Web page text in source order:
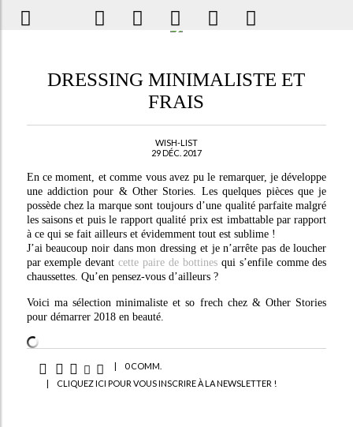
DRESSING MINIMALISTE ET
FRAIS
WISH-LIST
29 DÉC. 2017
En ce moment, et comme vous avez pu le remarquer, je développe
une addiction pour & Other Stories. Les quelques pièces que je
possède chez la marque sont toujours d’une qualité parfaite malgré
les saisons et puis le rapport qualité prix est imbattable par rapport
à ce qui se fait ailleurs et évidemment tout est sublime !
J’ai beaucoup noir dans mon dressing et je n’arrête pas de loucher
par exemple devantcette paire de bottinesqui s’enfile comme des
chaussettes. Qu’en pensez-vous d’ailleurs ?
Voici ma sélection minimaliste et so frech chez & Other Stories
pour démarrer 2018 en beauté.
|
0 COMM.
|
CLIQUEZ ICI POUR VOUS INSCRIRE À LA NEWSLETTER !